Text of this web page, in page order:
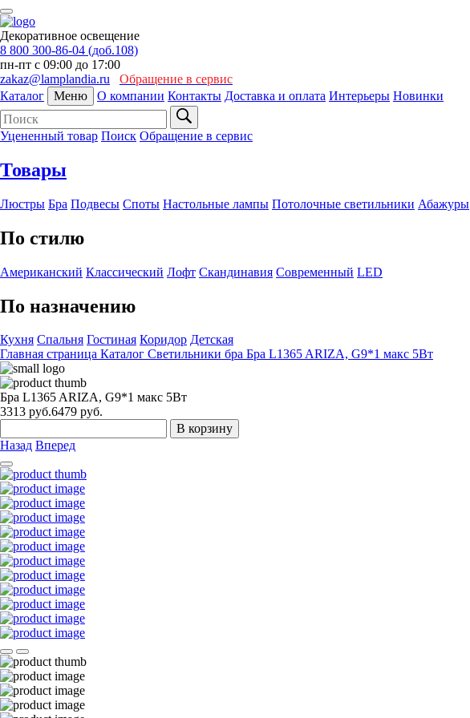
Декоративное освещение
8 800 300-86-04 (доб.108)
пн-пт с 09:00 до 17:00
zakaz@lamplandia.ru
Обращение в сервис
Каталог
Меню О компании Контакты Доставка и оплата Интерьеры Новинки
Уцененный товар Поиск Обращение в сервис
Товары
Люстры Бра Подвесы Споты Настольные лампы Потолочные светильники Абажуры
По стилю
Американский Классический Лофт Скандинавия Современный LED
По назначению
Кухня Спальня Гостиная Коридор Детская
Главная страница Каталог Светильники бра Бра L1365 ARIZA, G9*1 макс 5Вт
Бра L1365 ARIZA, G9*1 макс 5Вт
3313 руб.6479 руб.
В корзину
Назад Вперед